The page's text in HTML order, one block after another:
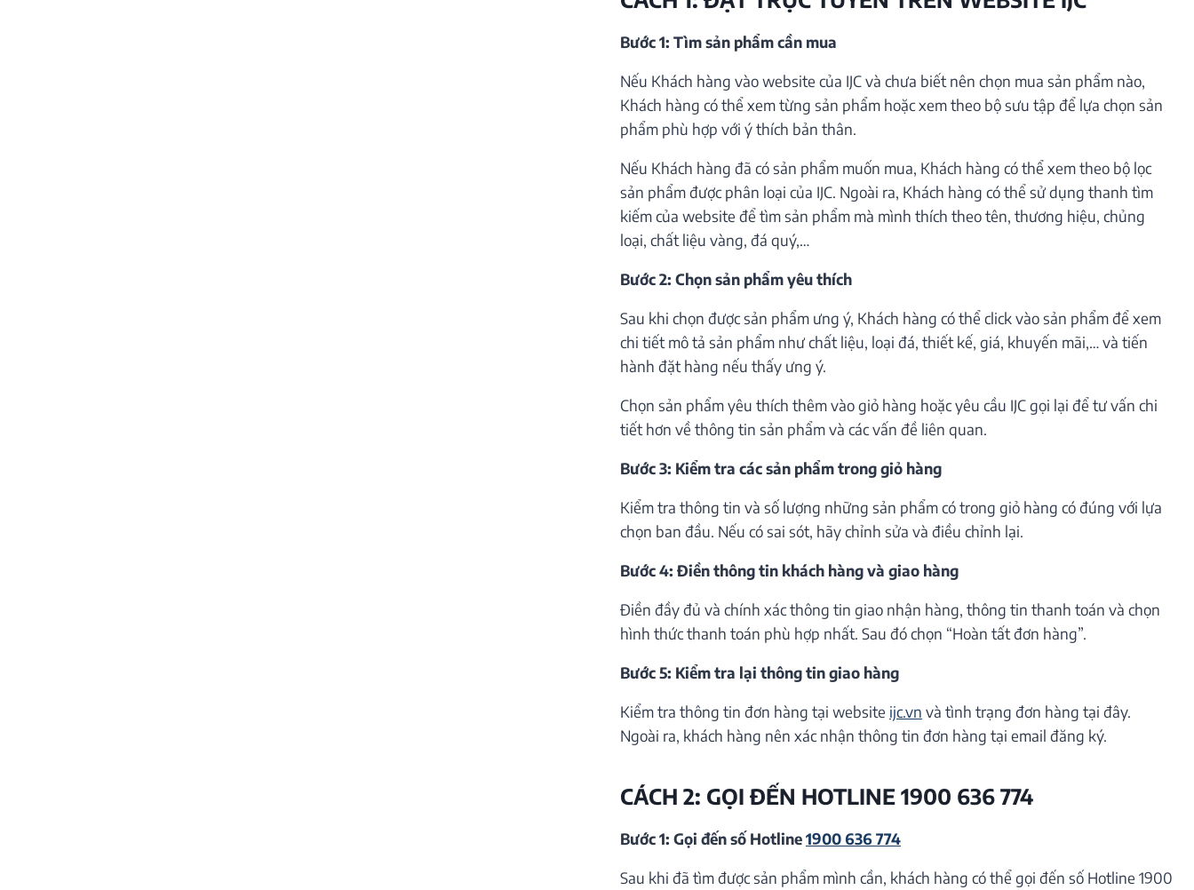
Bước 1: Tìm sản phẩm cần mua
Nếu Khách hàng vào website của IJC và chưa biết nên chọn mua sản phẩm nào,
Khách hàng có thể xem từng sản phẩm hoặc xem theo bộ sưu tập để lựa chọn sản
phẩm phù hợp với ý thích bản thân.
Nếu Khách hàng đã có sản phẩm muốn mua, Khách hàng có thể xem theo bộ lọc
sản phẩm được phân loại của IJC. Ngoài ra, Khách hàng có thể sử dụng thanh tìm
kiếm của website để tìm sản phẩm mà mình thích theo tên, thương hiệu, chủng
loại, chất liệu vàng, đá quý,…
Bước 2: Chọn sản phẩm yêu thích
Sau khi chọn được sản phẩm ưng ý, Khách hàng có thể click vào sản phẩm để xem
chi tiết mô tả sản phẩm như chất liệu, loại đá, thiết kế, giá, khuyến mãi,… và tiến
hành đặt hàng nếu thấy ưng ý.
Chọn sản phẩm yêu thích thêm vào giỏ hàng hoặc yêu cầu IJC gọi lại để tư vấn chi
tiết hơn về thông tin sản phẩm và các vấn đề liên quan.
Bước 3: Kiểm tra các sản phẩm trong giỏ hàng
Kiểm tra thông tin và số lượng những sản phẩm có trong giỏ hàng có đúng với lựa
chọn ban đầu. Nếu có sai sót, hãy chỉnh sửa và điều chỉnh lại.
Bước 4: Điền thông tin khách hàng và giao hàng
Điền đầy đủ và chính xác thông tin giao nhận hàng, thông tin thanh toán và chọn
hình thức thanh toán phù hợp nhất. Sau đó chọn “Hoàn tất đơn hàng”.
Bước 5: Kiểm tra lại thông tin giao hàng
Kiểm tra thông tin đơn hàng tại website ijc.vn và tình trạng đơn hàng tại đây.
Ngoài ra, khách hàng nên xác nhận thông tin đơn hàng tại email đăng ký.
CÁCH 2: GỌI ĐẾN HOTLINE 1900 636 774
Bước 1: Gọi đến số Hotline1900 636 774
Sau khi đã tìm được sản phẩm mình cần, khách hàng có thể gọi đến số Hotline 1900